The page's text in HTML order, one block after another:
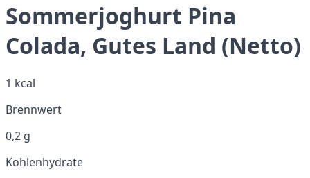
Sommerjoghurt Pina
Colada, Gutes Land (Netto)
1 kcal
Brennwert
0,2 g
Kohlenhydrate